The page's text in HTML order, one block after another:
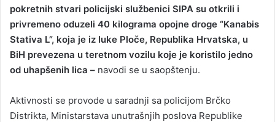
pokretnih stvari policijski službenici SIPA su otkrili i
privremeno oduzeli 40 kilograma opojne droge “Kanabis
Stativa L”, koja je iz luke Ploče, Republika Hrvatska, u
BiH prevezena u teretnom vozilu koje je koristilo jedno
od uhapšenih lica – navodi se u saopštenju.
Aktivnosti se provode u saradnji sa policijom Brčko
Distrikta, Ministarstava unutrašnjih poslova Republike